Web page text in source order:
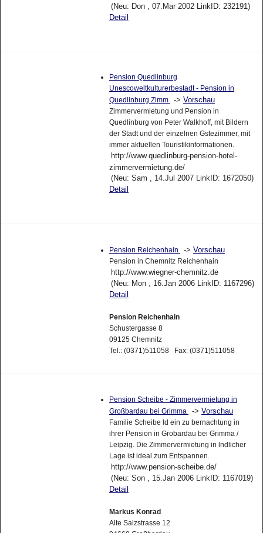
(Neu: Don , 07.Mar 2002 LinkID: 232191)
Detail
Pension Quedlinburg
Unescoweltkulturerbestadt - Pension in
Quedlinburg Zimm
-> Vorschau
Zimmervermietung und Pension in
Quedlinburg von Peter Walkhoff, mit Bildern
der Stadt und der einzelnen Gstezimmer, mit
immer aktuellen Touristikinformationen.
http://www.quedlinburg-pension-hotel-
zimmervermietung.de/
(Neu: Sam , 14.Jul 2007 LinkID: 1672050)
Detail
Pension Reichenhain -> Vorschau
Pension in Chemnitz Reichenhain
http://www.wiegner-chemnitz.de
(Neu: Mon , 16.Jan 2006 LinkID: 1167296)
Detail
Pension Reichenhain
Schustergasse 8
09125 Chemnitz
Tel.: (0371)511058 Fax: (0371)511058
Pension Scheibe - Zimmervermietung in
Großbardau bei Grimma
-> Vorschau
Familie Scheibe ld ein zu bernachtung in
ihrer Pension in Grobardau bei Grimma /
Leipzig. Die Zimmervermietung in lndlicher
Lage ist ideal zum Entspannen.
http://www.pension-scheibe.de/
(Neu: Son , 15.Jan 2006 LinkID: 1167019)
Detail
Markus Konrad
Alte Salzstrasse 12